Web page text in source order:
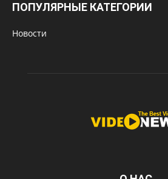
ПОПУЛЯРНЫЕ КАТЕГОРИИ
Новости